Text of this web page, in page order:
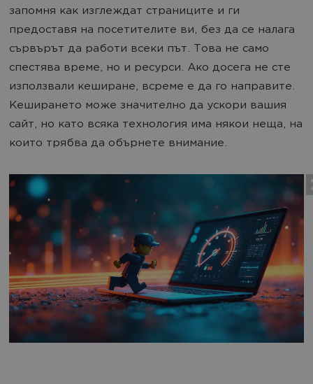
запомня как изглеждат страниците и ги
предоставя на посетителите ви, без да се налага
сървърът да работи всеки път. Това не само
спестява време, но и ресурси. Ако досега не сте
използвали кеширане, всреме е да го направите.
Кеширането може значително да ускори вашия
сайт, но като всяка технология има някои неща, на
които трябва да обърнете внимание.